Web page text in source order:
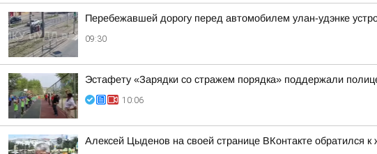
Перебежавшей дорогу перед автомобилем улан-удэнке
09:30
Эстафету «Зарядки со стражем порядка» поддержали
10:06
Алексей Цыденов на своей странице ВКонтакте обратился